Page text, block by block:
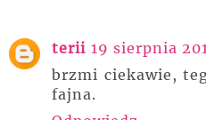
terii 19 sierpnia
brzmi ciekawie,
fajna.